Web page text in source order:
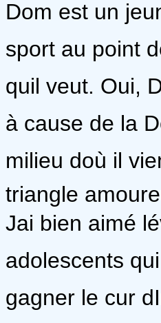
Dom est un
sport au point
quil veut. Oui,
à cause de la
milieu doù il
triangle
Jai bien aimé
adolescents
gagner le cur